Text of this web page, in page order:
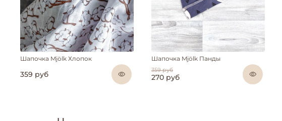
Шапочка Mjölk Хлопок
359 руб
Шапочка Mjölk Панды
359 руб
270 руб